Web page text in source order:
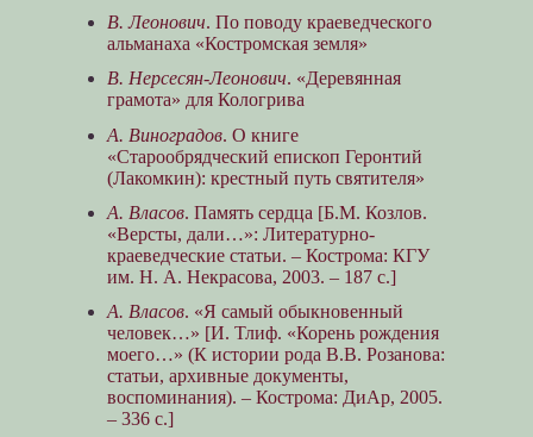
В. Леонович. По поводу краеведческого
альманаха «Костромская земля»
В. Нерсесян-Леонович. «Деревянная
грамота» для Кологрива
А. Виноградов. О книге
«Старообрядческий епископ Геронтий
(Лакомкин): крестный путь святителя»
А. Власов. Память сердца [Б.М. Козлов.
«Версты, дали…»: Литературно-
краеведческие статьи. – Кострома: КГУ
им. Н. А. Некрасова, 2003. – 187 с.]
А. Власов. «Я самый обыкновенный
человек…» [И. Тлиф. «Корень рождения
моего…» (К истории рода В.В. Розанова:
статьи, архивные документы,
воспоминания). – Кострома: ДиАр, 2005.
– 336 с.]